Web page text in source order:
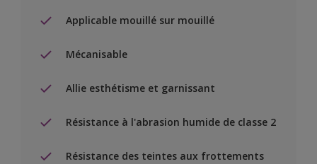
Applicable mouillé sur mouillé
Mécanisable
Allie esthétisme et garnissant
Résistance à l'abrasion humide de classe 2
Résistance des teintes aux frottements